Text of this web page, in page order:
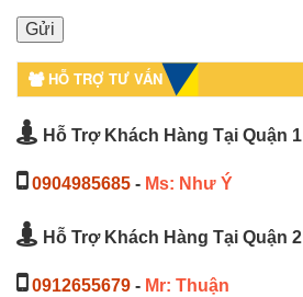
HỖ TRỢ TƯ VẤN
Hỗ Trợ Khách Hàng Tại Quận 1
0904985685 - Ms: Như Ý
Hỗ Trợ Khách Hàng Tại Quận 2
0912655679 - Mr: Thuận